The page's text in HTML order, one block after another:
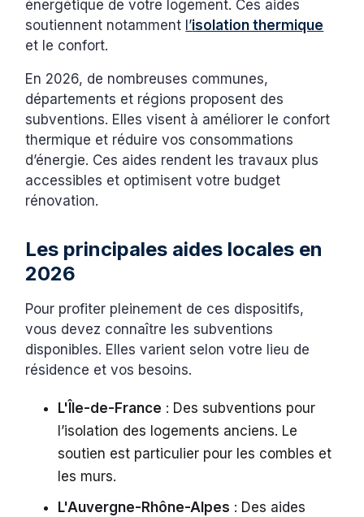
énergétique de votre logement. Ces aides
soutiennent notamment l’isolation thermique
et le confort.
En 2026, de nombreuses communes,
départements et régions proposent des
subventions. Elles visent à améliorer le confort
thermique et réduire vos consommations
d’énergie. Ces aides rendent les travaux plus
accessibles et optimisent votre budget
rénovation.
Les principales aides locales en
2026
Pour profiter pleinement de ces dispositifs,
vous devez connaître les subventions
disponibles. Elles varient selon votre lieu de
résidence et vos besoins.
L'Île-de-France : Des subventions pour
l’isolation des logements anciens. Le
soutien est particulier pour les combles et
les murs.
L'Auvergne-Rhône-Alpes : Des aides